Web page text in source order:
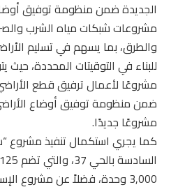
الجديدة ضمن منظومة توفيق
مشروعات شبكات مياه الشرب
والطرق، بما يسهم في تسليم
مشروعًا لأعمال ترفيق قطع
مشروعًا جديدًا.
كما يجري استكمال تنفيذ مشروع